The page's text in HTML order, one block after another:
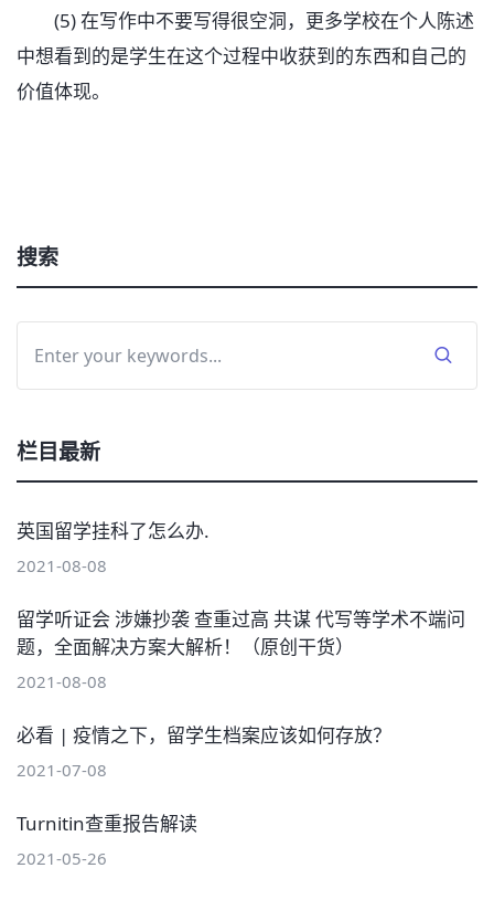
(5) 在写作中不要写得很空洞，更多学校在个人陈述
中想看到的是学生在这个过程中收获到的东西和自己的
价值体现。
搜索
栏目最新
英国留学挂科了怎么办.
2021-08-08
留学听证会 涉嫌抄袭 查重过高 共谋 代写等学术不端问
题，全面解决方案大解析！（原创干货）
2021-08-08
必看 | 疫情之下，留学生档案应该如何存放？
2021-07-08
Turnitin查重报告解读
2021-05-26